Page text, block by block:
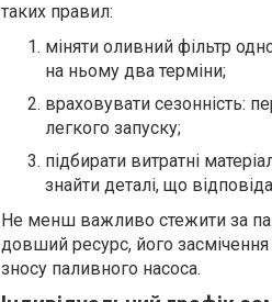
таких правил:
міняти оливний фільтр
на ньому два терміни;
враховувати сезонність:
легкого запуску;
підбирати витратні
знайти деталі, що
Не менш важливо стежити за
довший ресурс, його засмічення
зносу паливного насоса.